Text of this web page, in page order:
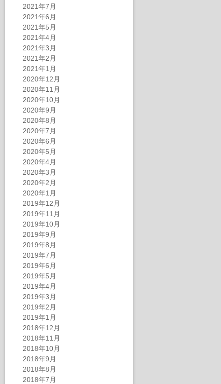
2021年7月
2021年6月
2021年5月
2021年4月
2021年3月
2021年2月
2021年1月
2020年12月
2020年11月
2020年10月
2020年9月
2020年8月
2020年7月
2020年6月
2020年5月
2020年4月
2020年3月
2020年2月
2020年1月
2019年12月
2019年11月
2019年10月
2019年9月
2019年8月
2019年7月
2019年6月
2019年5月
2019年4月
2019年3月
2019年2月
2019年1月
2018年12月
2018年11月
2018年10月
2018年9月
2018年8月
2018年7月